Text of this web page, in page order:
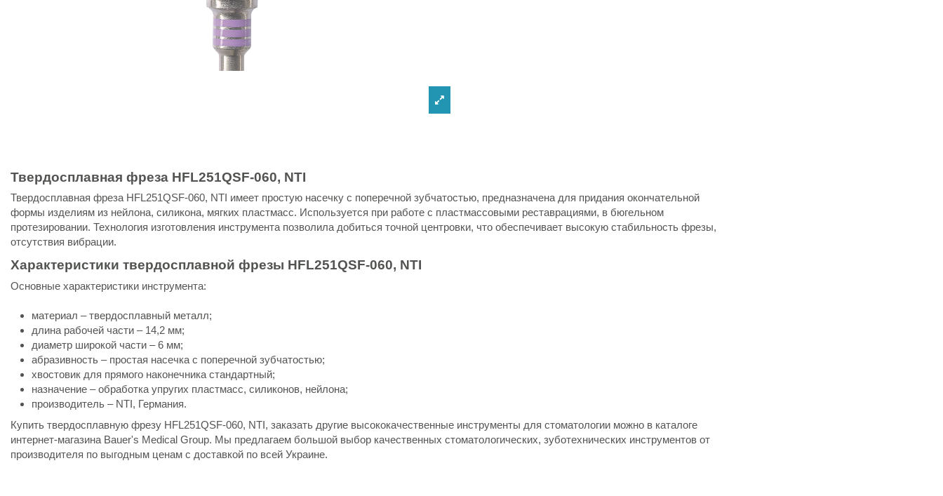
Твердосплавная фреза HFL251QSF-060, NTI
Твердосплавная фреза HFL251QSF-060, NTI имеет простую насечку с поперечной зубчатостью, предназначена для придания окончательной
формы изделиям из нейлона, силикона, мягких пластмасс. Используется при работе с пластмассовыми реставрациями, в бюгельном
протезировании. Технология изготовления инструмента позволила добиться точной центровки, что обеспечивает высокую стабильность фрезы,
отсутствия вибрации.
Характеристики твердосплавной фрезы HFL251QSF-060, NTI
Основные характеристики инструмента:
материал – твердосплавный металл;
длина рабочей части – 14,2 мм;
диаметр широкой части – 6 мм;
абразивность – простая насечка с поперечной зубчатостью;
хвостовик для прямого наконечника стандартный;
назначение – обработка упругих пластмасс, силиконов, нейлона;
производитель – NTI, Германия.
Купить твердосплавную фрезу HFL251QSF-060, NTI, заказать другие высококачественные инструменты для стоматологии можно в каталоге
интернет-магазина Bauer's Medical Group. Мы предлагаем большой выбор качественных стоматологических, зуботехнических инструментов от
производителя по выгодным ценам с доставкой по всей Украине.